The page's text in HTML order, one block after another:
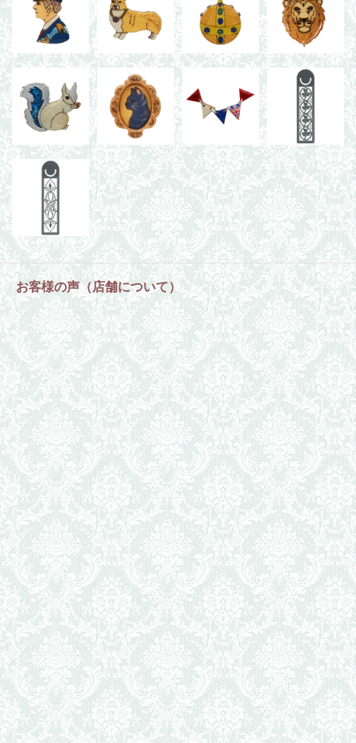
お客様の声（店舗について）